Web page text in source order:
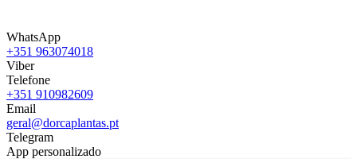
WhatsApp
+351 963074018
Viber
Telefone
+351 910982609
Email
geral@dorcaplantas.pt
Telegram
App personalizado